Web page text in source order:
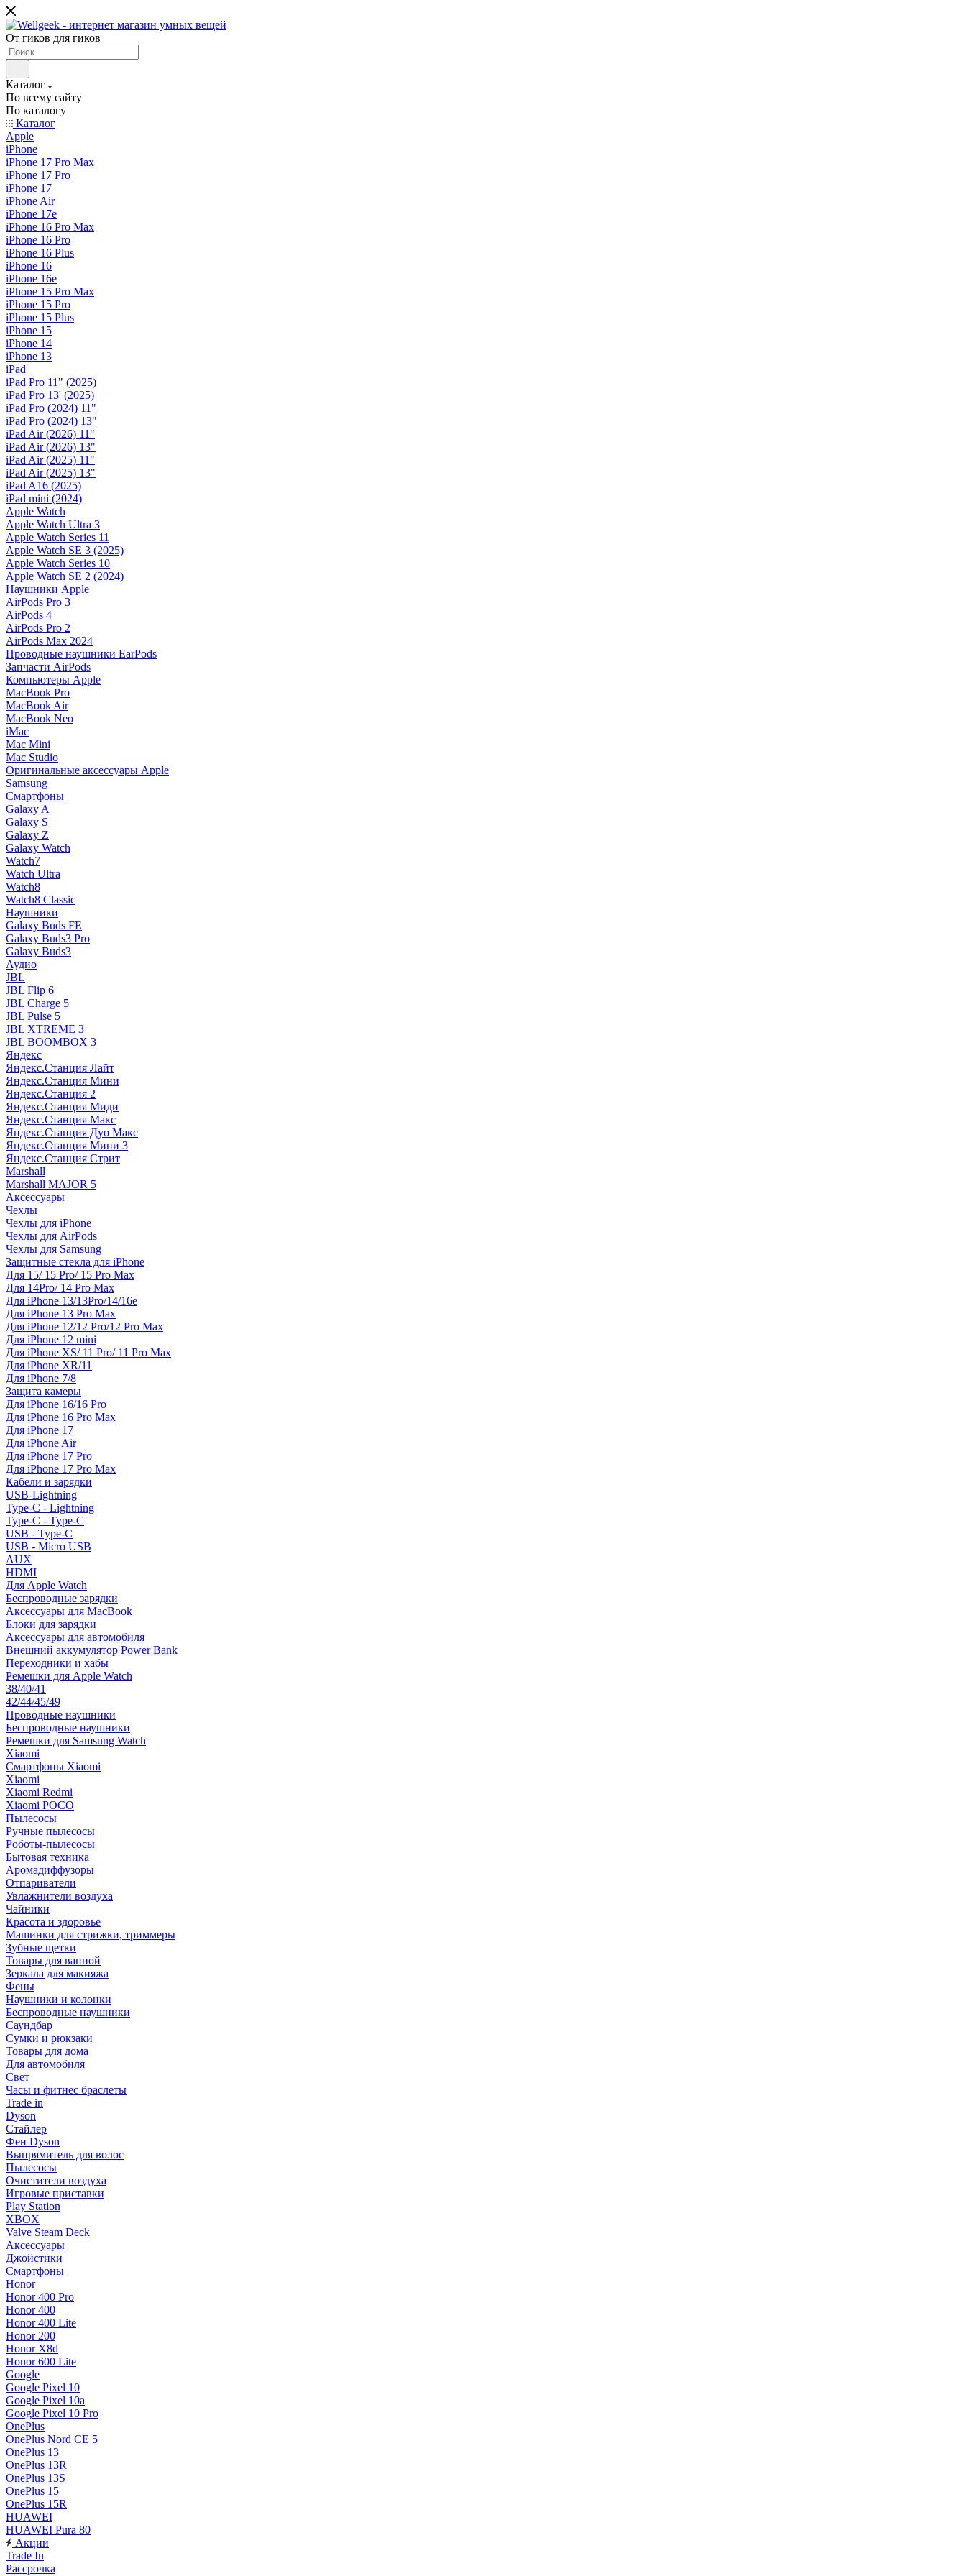
От гиков для гиков
Каталог
По всему сайту
По каталогу
Каталог
Apple
iPhone
iPhone 17 Pro Max
iPhone 17 Pro
iPhone 17
iPhone Air
iPhone 17e
iPhone 16 Pro Max
iPhone 16 Pro
iPhone 16 Plus
iPhone 16
iPhone 16e
iPhone 15 Pro Max
iPhone 15 Pro
iPhone 15 Plus
iPhone 15
iPhone 14
iPhone 13
iPad
iPad Pro 11" (2025)
iPad Pro 13' (2025)
iPad Pro (2024) 11"
iPad Pro (2024) 13"
iPad Air (2026) 11"
iPad Air (2026) 13"
iPad Air (2025) 11"
iPad Air (2025) 13"
iPad A16 (2025)
iPad mini (2024)
Apple Watch
Apple Watch Ultra 3
Apple Watch Series 11
Apple Watch SE 3 (2025)
Apple Watch Series 10
Apple Watch SE 2 (2024)
Наушники Apple
AirPods Pro 3
AirPods 4
AirPods Pro 2
AirPods Max 2024
Проводные наушники EarPods
Запчасти AirPods
Компьютеры Apple
MacBook Pro
MacBook Air
MacBook Neo
iMac
Mac Mini
Mac Studio
Оригинальные аксессуары Apple
Samsung
Смартфоны
Galaxy A
Galaxy S
Galaxy Z
Galaxy Watch
Watch7
Watch Ultra
Watch8
Watch8 Classic
Наушники
Galaxy Buds FE
Galaxy Buds3 Pro
Galaxy Buds3
Аудио
JBL
JBL Flip 6
JBL Charge 5
JBL Pulse 5
JBL XTREME 3
JBL BOOMBOX 3
Яндекс
Яндекс.Станция Лайт
Яндекс.Станция Мини
Яндекс.Станция 2
Яндекс.Станция Миди
Яндекс.Станция Макс
Яндекс.Станция Дуо Макс
Яндекс.Станция Мини 3
Яндекс.Станция Стрит
Marshall
Marshall MAJOR 5
Аксессуары
Чехлы
Чехлы для iPhone
Чехлы для AirPods
Чехлы для Samsung
Защитные стекла для iPhone
Для 15/ 15 Pro/ 15 Pro Max
Для 14Pro/ 14 Pro Max
Для iPhone 13/13Pro/14/16e
Для iPhone 13 Pro Max
Для iPhone 12/12 Pro/12 Pro Max
Для iPhone 12 mini
Для iPhone XS/ 11 Pro/ 11 Pro Max
Для iPhone XR/11
Для iPhone 7/8
Защита камеры
Для iPhone 16/16 Pro
Для iPhone 16 Pro Max
Для iPhone 17
Для iPhone Air
Для iPhone 17 Pro
Для iPhone 17 Pro Max
Кабели и зарядки
USB-Lightning
Type-C - Lightning
Type-C - Type-C
USB - Type-C
USB - Micro USB
AUX
HDMI
Для Apple Watch
Беспроводные зарядки
Аксессуары для MacBook
Блоки для зарядки
Аксессуары для автомобиля
Внешний аккумулятор Power Bank
Переходники и хабы
Ремешки для Apple Watch
38/40/41
42/44/45/49
Проводные наушники
Беспроводные наушники
Ремешки для Samsung Watch
Xiaomi
Смартфоны Xiaomi
Xiaomi
Xiaomi Redmi
Xiaomi POCO
Пылесосы
Ручные пылесосы
Роботы-пылесосы
Бытовая техника
Аромадиффузоры
Отпариватели
Увлажнители воздуха
Чайники
Красота и здоровье
Машинки для стрижки, триммеры
Зубные щетки
Товары для ванной
Зеркала для макияжа
Фены
Наушники и колонки
Беспроводные наушники
Саундбар
Сумки и рюкзаки
Товары для дома
Для автомобиля
Свет
Часы и фитнес браслеты
Trade in
Dyson
Стайлер
Фен Dyson
Выпрямитель для волос
Пылесосы
Очистители воздуха
Игровые приставки
Play Station
XBOX
Valve Steam Deck
Аксессуары
Джойстики
Смартфоны
Honor
Honor 400 Pro
Honor 400
Honor 400 Lite
Honor 200
Honor X8d
Honor 600 Lite
Google
Google Pixel 10
Google Pixel 10a
Google Pixel 10 Pro
OnePlus
OnePlus Nord CE 5
OnePlus 13
OnePlus 13R
OnePlus 13S
OnePlus 15
OnePlus 15R
HUAWEI
HUAWEI Pura 80
Акции
Trade In
Рассрочка